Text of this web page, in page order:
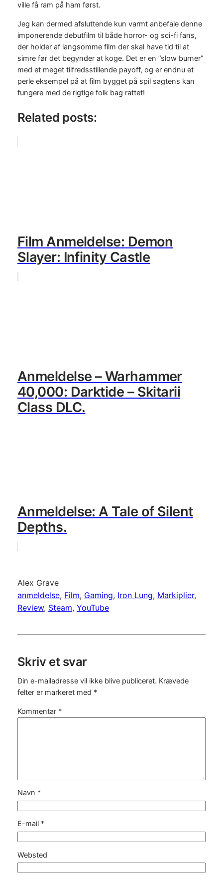
ville få ram på ham først.
Jeg kan dermed afsluttende kun varmt anbefale denne
imponerende debutfilm til både horror- og sci-fi fans,
der holder af langsomme film der skal have tid til at
simre før det begynder at koge. Det er en ”slow burner”
med et meget tilfredsstillende payoff, og er endnu et
perle eksempel på at film bygget på spil sagtens kan
fungere med de rigtige folk bag rattet!
Related posts:
Film Anmeldelse: Demon
Slayer: Infinity Castle
Anmeldelse – Warhammer
40,000: Darktide – Skitarii
Class DLC.
Anmeldelse: A Tale of Silent
Depths.
Alex Grave
anmeldelse, Film, Gaming, Iron Lung, Markiplier
Review, Steam, YouTube
Skriv et svar
Din e-mailadresse vil ikke blive publiceret. Krævede
felter er markeret med *
Kommentar *
Navn *
E-mail *
Websted